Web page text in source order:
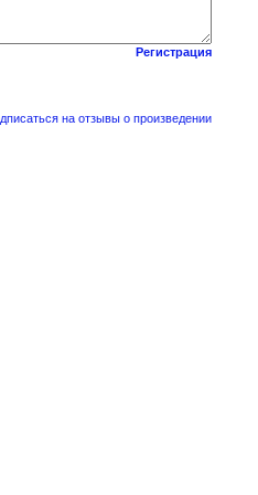
Регистрация
на отзывы о произведении